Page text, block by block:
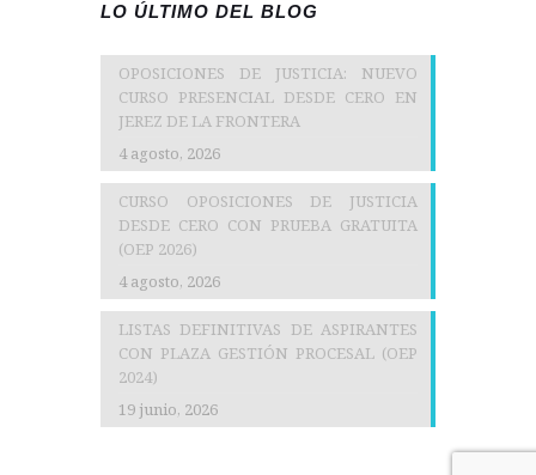
LO ÚLTIMO DEL BLOG
OPOSICIONES DE JUSTICIA: NUEVO
CURSO PRESENCIAL DESDE CERO EN
JEREZ DE LA FRONTERA
4 agosto, 2026
CURSO OPOSICIONES DE JUSTICIA
DESDE CERO CON PRUEBA GRATUITA
(OEP 2026)
4 agosto, 2026
LISTAS DEFINITIVAS DE ASPIRANTES
CON PLAZA GESTIÓN PROCESAL (OEP
2024)
19 junio, 2026